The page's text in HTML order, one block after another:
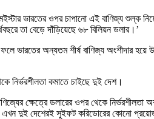
ভারতের ওপর চাপানো এই বাণিজ্য শুল্ক
তা বেড়ে দাঁড়িয়েছে ৬৮ বিলিয়ন ডলার।’
ভারতের অন্যতম শীর্ষ বাণিজ্য অংশীদার
নির্ভরশীলতা কমাতে চাইছে দুই দেশ।
ক্ষেত্রে ডলারের ওপর থেকে
এখন দুই দেশেরই সুইফট করিডোরের কোনো